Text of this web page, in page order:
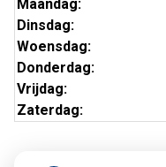
Maandag:
Dinsdag:
Woensdag:
Donderdag:
Vrijdag:
Zaterdag: